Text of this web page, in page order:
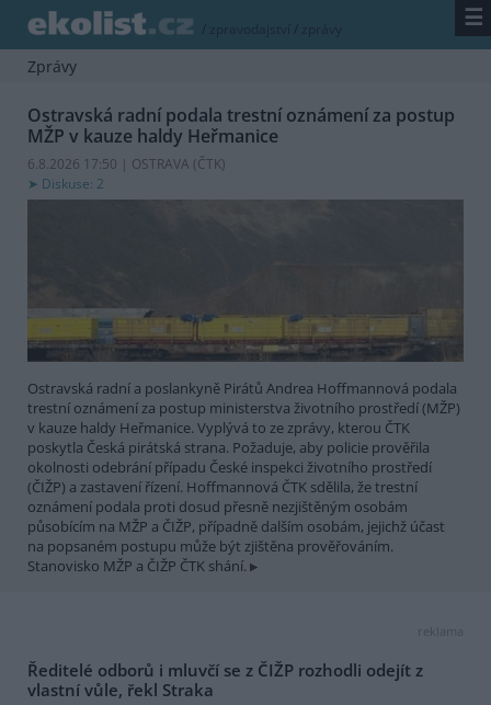
/ zpravodajství / zprávy ☰
Zprávy
Ostravská radní podala trestní oznámení za postup
MŽP v kauze haldy Heřmanice
6.8.2026 17:50 | OSTRAVA (ČTK)
Diskuse: 2
Ostravská radní a poslankyně Pirátů Andrea Hoffmannová podala
trestní oznámení za postup ministerstva životního prostředí (MŽP)
v kauze haldy Heřmanice. Vyplývá to ze zprávy, kterou ČTK
poskytla Česká pirátská strana. Požaduje, aby policie prověřila
okolnosti odebrání případu České inspekci životního prostředí
(ČIŽP) a zastavení řízení. Hoffmannová ČTK sdělila, že trestní
oznámení podala proti dosud přesně nezjištěným osobám
působícím na MŽP a ČIŽP, případně dalším osobám, jejichž účast
na popsaném postupu může být zjištěna prověřováním.
Stanovisko MŽP a ČIŽP ČTK shání.
reklama
Ředitelé odborů i mluvčí se z ČIŽP rozhodli odejít z
vlastní vůle, řekl Straka